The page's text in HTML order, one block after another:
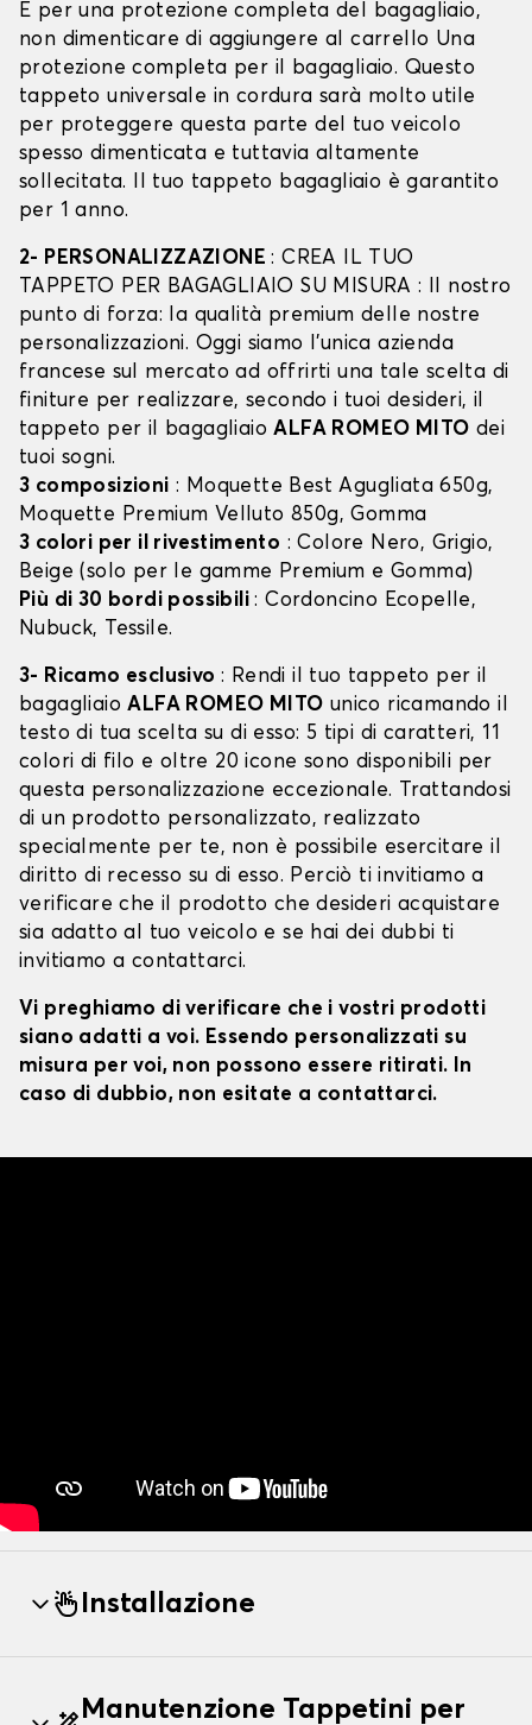
E per una protezione completa del bagagliaio,
non dimenticare di aggiungere al carrello Una
protezione completa per il bagagliaio. Questo
tappeto universale in cordura sarà molto utile
per proteggere questa parte del tuo veicolo
spesso dimenticata e tuttavia altamente
sollecitata. Il tuo tappeto bagagliaio è garantito
per 1 anno.
2- PERSONALIZZAZIONE: CREA IL TUO
TAPPETO PER BAGAGLIAIO SU MISURA : Il nostro
punto di forza: la qualità premium delle nostre
personalizzazioni. Oggi siamo l’unica azienda
francese sul mercato ad offrirti una tale scelta di
finiture per realizzare, secondo i tuoi desideri, il
tappeto per il bagagliaioALFA ROMEO MITO dei
tuoi sogni.
3 composizioni : Moquette Best Agugliata 650g,
Moquette Premium Velluto 850g, Gomma
3 colori per il rivestimento : Colore Nero, Grigio,
Beige (solo per le gamme Premium e Gomma)
Più di 30 bordi possibili: Cordoncino Ecopelle,
Nubuck, Tessile.
3- Ricamo esclusivo : Rendi il tuo tappeto per il
bagagliaioALFA ROMEO MITO unico ricamando il
testo di tua scelta su di esso: 5 tipi di caratteri, 11
colori di filo e oltre 20 icone sono disponibili per
questa personalizzazione eccezionale. Trattandosi
di un prodotto personalizzato, realizzato
specialmente per te, non è possibile esercitare il
diritto di recesso su di esso. Perciò ti invitiamo a
verificare che il prodotto che desideri acquistare
sia adatto al tuo veicolo e se hai dei dubbi ti
invitiamo a contattarci.
Vi preghiamo di verificare che i vostri prodotti
siano adatti a voi. Essendo personalizzati su
misura per voi, non possono essere ritirati. In
caso di dubbio, non esitate a contattarci.
Installazione
Manutenzione Tappetini per